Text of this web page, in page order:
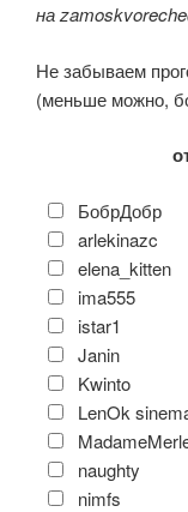
на
Не забываем
(меньше можно,
БобрДобр
arlekinazc
elena_kitten
ima555
istar1
Janin
Kwinto
LenOk
naughty
nimfs